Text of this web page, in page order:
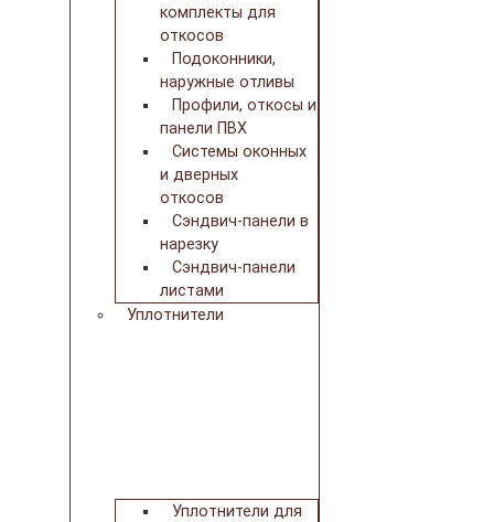
комплекты для
откосов
Подоконники,
наружные отливы
Профили, откосы и
панели ПВХ
Системы оконных
и дверных
откосов
Сэндвич-панели в
нарезку
Сэндвич-панели
листами
Уплотнители
Уплотнители для